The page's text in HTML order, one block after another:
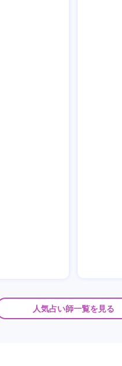
人気占い師一覧を見る